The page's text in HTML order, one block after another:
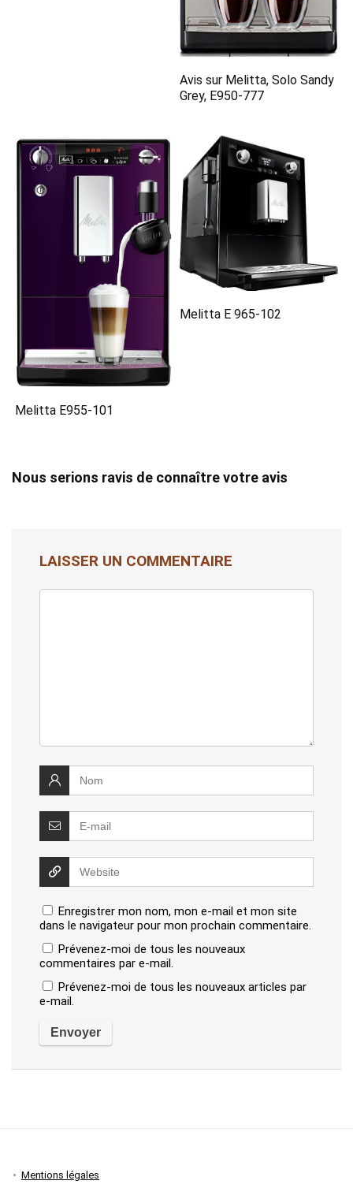
Avis sur Melitta, Solo Sandy
Grey, E950-777
Melitta E955-101
Melitta E 965-102
Nous serions ravis de connaître votre avis
LAISSER UN COMMENTAIRE
Enregistrer mon nom, mon e-mail et mon site
dans le navigateur pour mon prochain commentaire.
Prévenez-moi de tous les nouveaux
commentaires par e-mail.
Prévenez-moi de tous les nouveaux articles par
e-mail.
Mentions légales